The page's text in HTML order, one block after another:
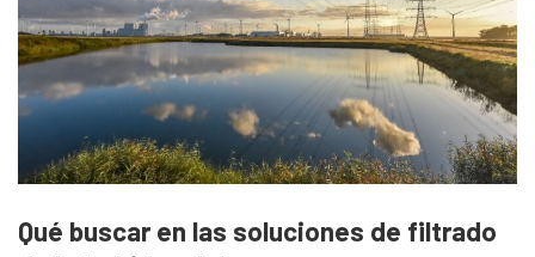
Qué buscar en las soluciones de filtrado